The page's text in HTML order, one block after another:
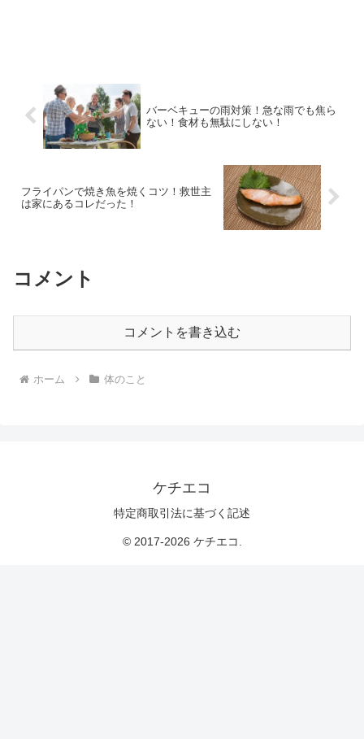
バーベキューの雨対策！急な雨でも焦ら
ない！食材も無駄にしない！
フライパンで焼き魚を焼くコツ！救世主
は家にあるコレだった！
コメント
コメントを書き込む
ホーム 体のこと
ケチエコ
特定商取引法に基づく記述
© 2017-2026 ケチエコ.